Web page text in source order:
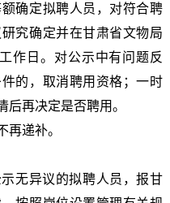
确定拟聘人员，对符合聘
究确定并在甘肃省文物局
作日。对公示中有问题反
的，取消聘用资格；一时
后再决定是否聘用。
再递补。
无异议的拟聘人员，报甘